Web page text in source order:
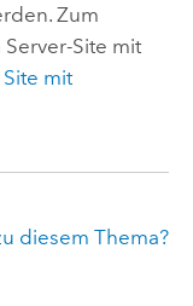
Zum
Site mit
mit
diesem Thema?